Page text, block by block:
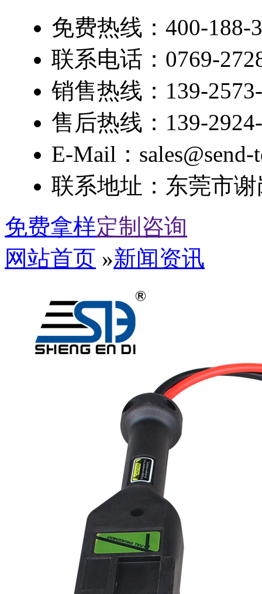
免费热线：400-188-
联系电话：0769-
销售热线：139-
售后热线：139-
E-Mail：sales@send-
联系地址：东莞市
免费拿样定制咨询
网站首页 »新闻资讯